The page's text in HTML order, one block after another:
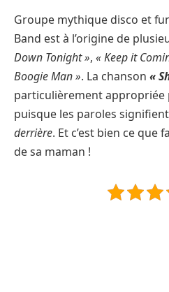
Groupe mythique disco et
Band est à l’origine de
Down Tonight », « Keep it
Boogie Man ». La chanson «
particulièrement appropriée
puisque les paroles
derrière. Et c’est bien ce que
de sa maman !